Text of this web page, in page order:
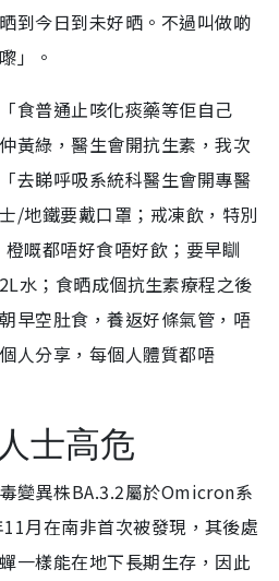
到今日到未好晒。不過叫做啲
」。
食普通止咳化痰藥等佢自己
黃綠，醫生會開抗生素，我次
去睇呼吸系統科醫生會開專醫
/地鐵要戴口罩；戒凍飲，特別
嘅都唔好食唔好飲；要早瞓
水；食晒成個抗生素療程之後
早空肚食，養返好條氣管，唔
人分享，每個人體質都唔
士高危
變異株BA.3.2屬於Omicron系
月在南非首次被發現，其後處
一樣能在地下長期生存，因此